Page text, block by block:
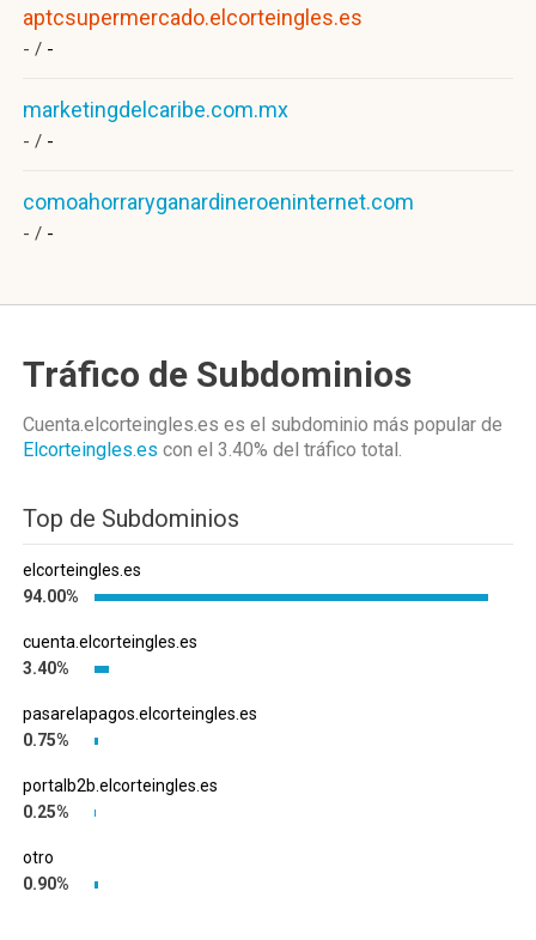
aptcsupermercado.elcorteingles.es
- / -
marketingdelcaribe.com.mx
- / -
comoahorraryganardineroeninternet.com
- / -
Tráfico de Subdominios
Cuenta.elcorteingles.es es el subdominio más popular de
Elcorteingles.es con el 3.40% del tráfico total.
Top de Subdominios
elcorteingles.es
94.00%
cuenta.elcorteingles.es
3.40%
pasarelapagos.elcorteingles.es
0.75%
portalb2b.elcorteingles.es
0.25%
otro
0.90%